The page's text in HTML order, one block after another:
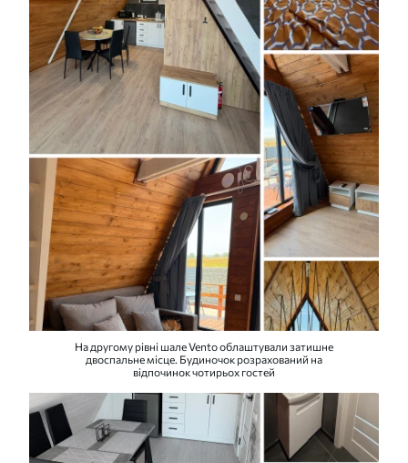
На другому рівні шале Vento облаштували затишне
двоспальне місце. Будиночок розрахований на
відпочинок чотирьох гостей